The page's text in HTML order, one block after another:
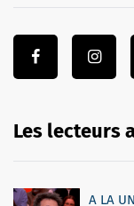
Les lecteurs
A LA